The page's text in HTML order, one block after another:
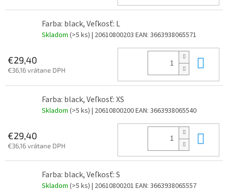
Farba: black, Veľkosť: L
Skladom (>5 ks) | 20610800203 EAN: 3663938065571
€29,40
€36,16 vrátane DPH
Farba: black, Veľkosť: XS
Skladom (>5 ks) | 20610800200EAN: 3663938065540
€29,40
€36,16 vrátane DPH
Farba: black, Veľkosť: S
Skladom (>5 ks) | 20610800201 EAN: 3663938065557